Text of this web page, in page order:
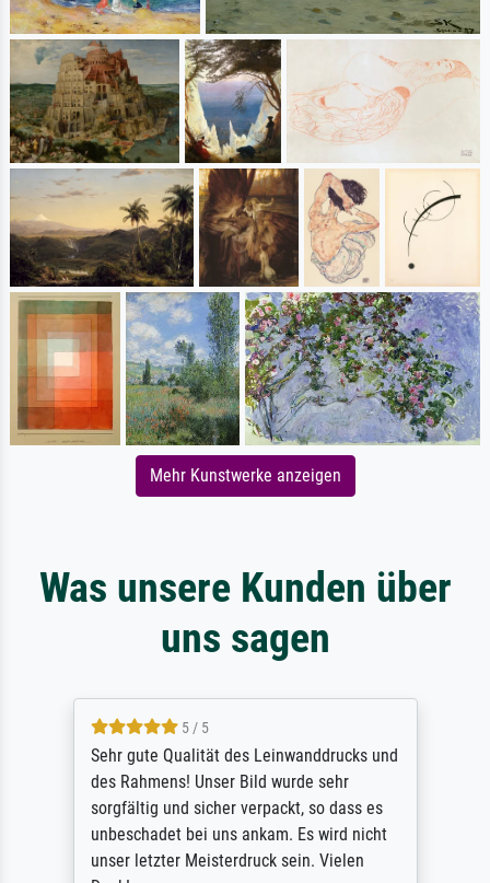
Mehr Kunstwerke anzeigen
Was unsere Kunden über
uns sagen
5 / 5
Sehr gute Qualität des Leinwanddrucks und
des Rahmens! Unser Bild wurde sehr
sorgfältig und sicher verpackt, so dass es
unbeschadet bei uns ankam. Es wird nicht
unser letzter Meisterdruck sein. Vielen